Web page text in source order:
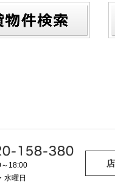
18:00
水曜日